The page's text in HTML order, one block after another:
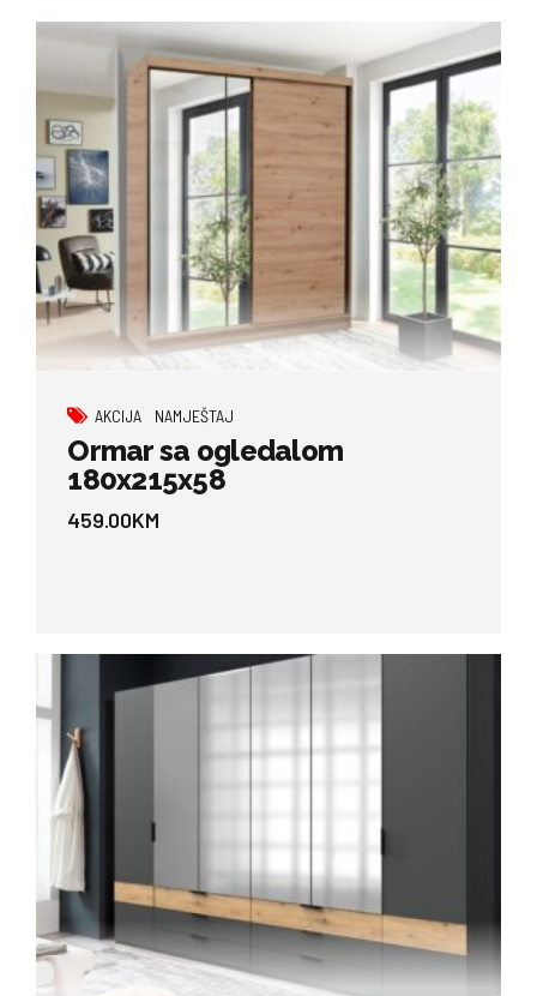
AKCIJA NAMJEŠTAJ
Ormar sa ogledalom
180x215x58
459.00KM